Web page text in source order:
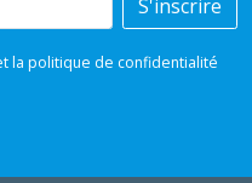
S'inscrire
la politique de confidentialité